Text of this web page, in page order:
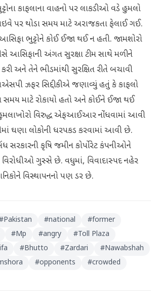
કાફલાના વાહનો પર લાકડીઓ વડે હુમલો
પર થોડા સમય માટે અરાજકતા ફેલાઈ ગઈ.
ભુટ્ટોને કોઈ ઈજા થઈ ન હતી. જામશોરો
આસિફાની અંગત સુરક્ષા ટીમ સાથે મળીને
કરી અને તેને ભીડમાંથી સુરક્ષિત રીતે બચાવી
ઝફર સિદ્દીકીએ જણાવ્યું હતું કે કાફલો
માટે રોકાયો હતો અને કોઈને ઈજા થઈ
વિરુદ્ધ એફઆઈઆર નોંધવામાં આવી
ઘણા લોકોની ધરપકડ કરવામાં આવી છે.
સરકારની કૃષિ જમીન કોર્પોરેટ કંપનીઓને
વિરોધીઓ ગુસ્સે છે. વધુમાં, વિવાદાસ્પદ નહેર
વિસ્થાપનનો પણ ડર છે.
Pakistan #national #former
#Mp #angry #Toll Plaza
#Bhutto #Zardari #Nawabshah
#opponents #crowded